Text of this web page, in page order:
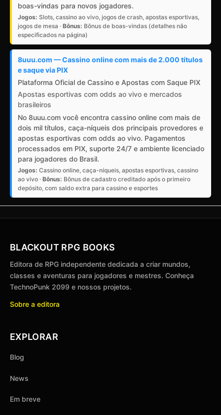
boas-vindas para novos jogadores.
Jogos: Slots, cassino ao vivo, jogos de crash, apostas esportivas,
jogos de mesa · Bônus: Bônus de boas-vindas (detalhes não
especificados na página)
8uuu.com — Cassino online com mais de 2.000 títulos
e saque via PIX
Plataforma Oficial de Cassino e Apostas com Saque PIX
Apostas esportivas com odds ao vivo e mercados
brasileiros
No 8uuu.com você encontra cassino online com mais de
dois mil títulos, caça-níqueis dos principais provedores e
apostas esportivas com odds ao vivo. Pagamentos
processados em PIX, suporte 24/7 e ambiente licenciado
para jogadores do Brasil.
Jogos: Cassino online, caça-níqueis, apostas esportivas, cassino
ao vivo · Bônus: Bônus de cadastro creditado após o primeiro
depósito, com saldo extra para cassino e esportes
BLACKOUT RPG BOOKS
Editora de RPG independente dedicada a criar mundos,
classes e aventuras para jogadores e mestres. Conheça
TechnoPunk 2099 e nossos projetos.
Sobre a editora
EXPLORAR
Blog
News
Em breve